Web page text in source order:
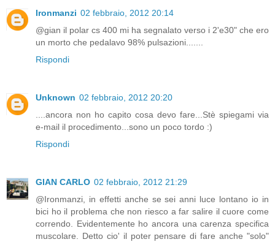
Ironmanzi 02 febbraio, 2012 20:14
@gian il polar cs 400 mi ha segnalato verso i 2'e30" che ero
un morto che pedalavo 98% pulsazioni.......
Rispondi
Unknown 02 febbraio, 2012 20:20
....ancora non ho capito cosa devo fare...Stè spiegami via
e-mail il procedimento...sono un poco tordo :)
Rispondi
GIAN CARLO 02 febbraio, 2012 21:29
@Ironmanzi, in effetti anche se sei anni luce lontano io in
bici ho il problema che non riesco a far salire il cuore come
correndo. Evidentemente ho ancora una carenza specifica
muscolare. Detto cio' il poter pensare di fare anche "solo"